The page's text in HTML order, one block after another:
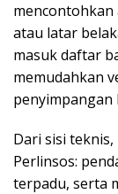
mencontohkan
atau latar
masuk daftar
memudahkan
penyimpangan
Dari sisi
Perlinsos:
terpadu, serta